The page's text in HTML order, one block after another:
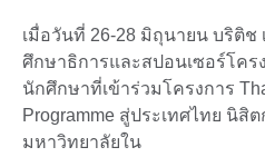
เมื่อวันที่ 26-28 มิถุนายน บริติช
ศึกษาธิการและสปอนเซอร์โคร
นักศึกษาที่เข้าร่วมโครงการ
Programme สู่ประเทศไทย นิสิ
มหาวิทยาลัยใน